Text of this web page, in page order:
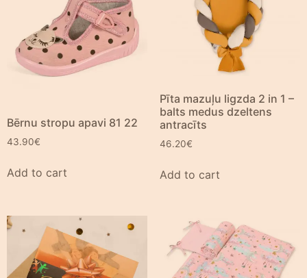
Bērnu stropu apavi 81 22
43.90€
Add to cart
Pīta mazuļu ligzda 2 in 1 –
balts medus dzeltens
antracīts
46.20€
Add to cart